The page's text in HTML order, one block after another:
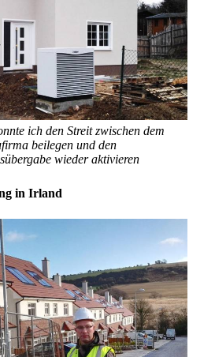
ich den Streit zwischen dem
beilegen und den
wieder aktivieren
in Irland